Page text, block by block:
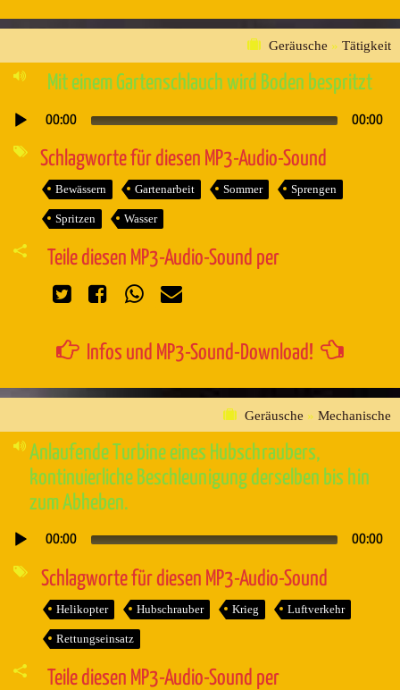
Geräusche » Tätigkeit
Mit einem Gartenschlauch wird Boden bespritzt
Audio-
00:00 00:00
Schlagworte für diesen MP3-Audio-Sound
Bewässern Gartenarbeit Sommer Sprengen
Spritzen Wasser
Teile diesen MP3-Audio-Sound per
Infos und MP3-Sound-Download!
Geräusche » Mechanische
Anlaufende Turbine eines Hubschraubers,
kontinuierliche Beschleunigung derselben bis hin
zum Abheben.
Audio-
00:00 00:00
Schlagworte für diesen MP3-Audio-Sound
Helikopter Hubschrauber Krieg Luftverkehr
Rettungseinsatz
Teile diesen MP3-Audio-Sound per